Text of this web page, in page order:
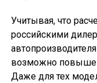
Учитывая, что
российскими
возможно
Даже для тех